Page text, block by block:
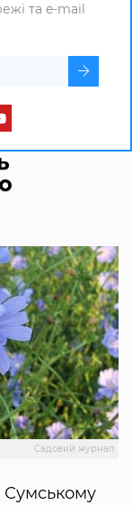
та e-mail
Садовий журнал
Сумському